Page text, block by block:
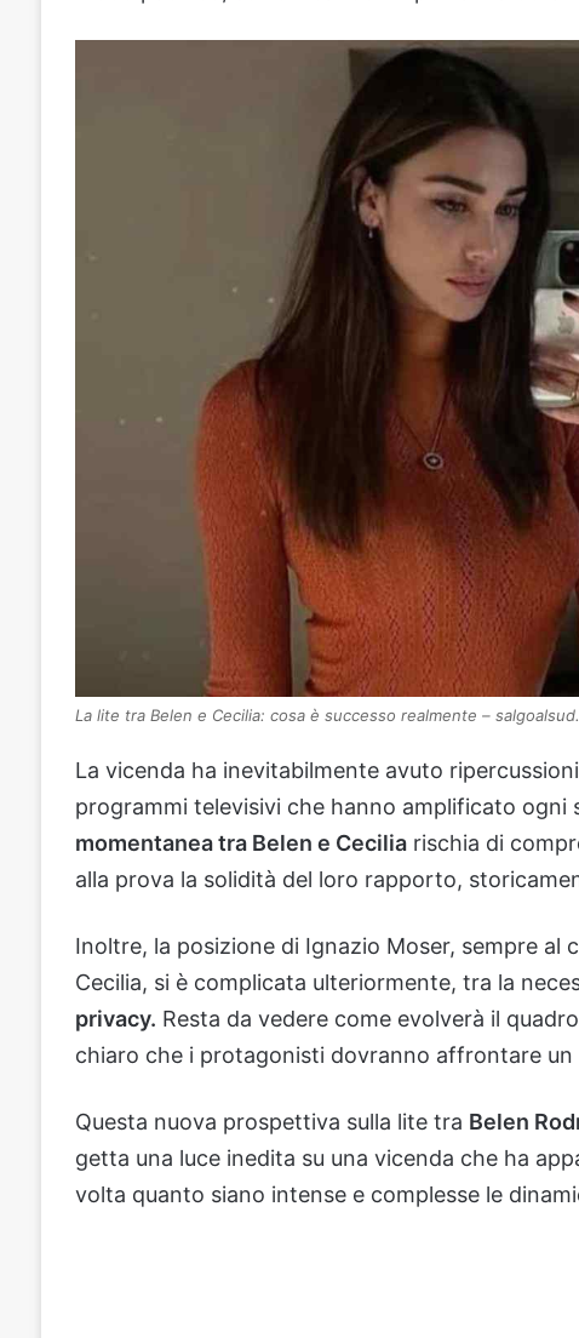
La lite tra Belen e Cecilia: cosa è successo realmente –
La vicenda ha inevitabilmente avuto
programmi televisivi che hanno amplificato ogni
momentanea tra Belen e Ceciliarischia di
alla prova la solidità del loro rapporto,
Inoltre, la posizione di Ignazio Moser, sempre al
Cecilia, si è complicata ulteriormente, tra la
privacy. Resta da vedere come evolverà il
chiaro che i protagonisti dovranno affrontare
Questa nuova prospettiva sulla lite tra Belen
getta una luce inedita su una vicenda che ha
volta quanto siano intense e complesse le